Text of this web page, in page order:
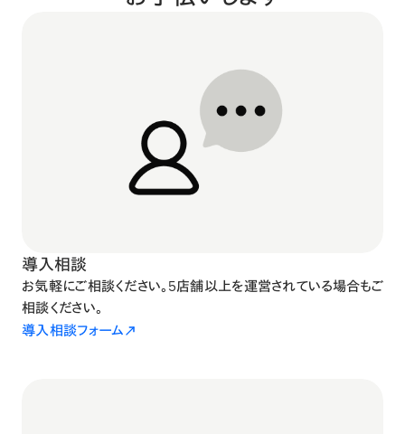
導入相談
お気軽にご相談ください。5店舗以上を運営されている場合もご
相談ください。
導入相談フォーム